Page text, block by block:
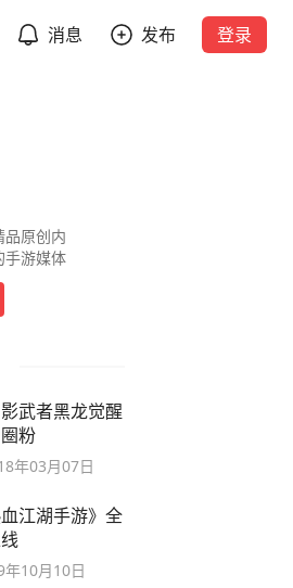
消息 发布 登录
品原创内
手游媒体
武者黑龙觉醒
粉
年03月07日
江湖手游》全
年10月10日